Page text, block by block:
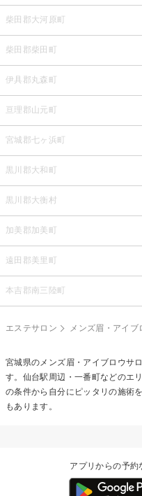
柴田郡大河原町
柴田郡柴田町
伊具郡丸森町
亘理郡山元町
宮城郡七ヶ浜町
黒川郡大和町
黒川郡大衡村
加美郡加美町
遠田郡美里町
本吉郡南三陸町
エステサロン メンズ眉・アイブ
宮城県の メンズ眉・アイブロウサ
す。仙台駅周辺・一番町などのエ
の条件から自分にピッタリの施術
もあります。
アプリからの予約